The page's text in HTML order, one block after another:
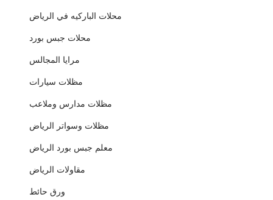
محلات الباركيه في الرياض
محلات جبس بورد
مرايا المجالس
مظلات سيارات
مظلات مدارس وملاعب
مظلات وسواتر الرياض
معلم جبس بورد الرياض
مقاولات الرياض
ورق حائط